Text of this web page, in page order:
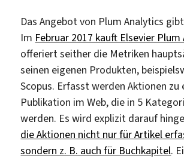
Das Angebot von Plum Analytics
Im Februar 2017 kauft Elsevier Plum
offeriert seither die Metriken
seinen eigenen Produkten,
Scopus. Erfasst werden Aktionen zu
Publikation im Web, die in 5
werden. Es wird explizit darauf
die Aktionen nicht nur für Artikel
sondern z. B. auch für Buchkapitel.